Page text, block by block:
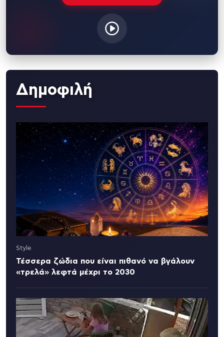
Δημοφιλή
Style
Τέσσερα ζώδια που είναι πιθανό να βγάλουν
«τρελά» λεφτά μέχρι το 2030